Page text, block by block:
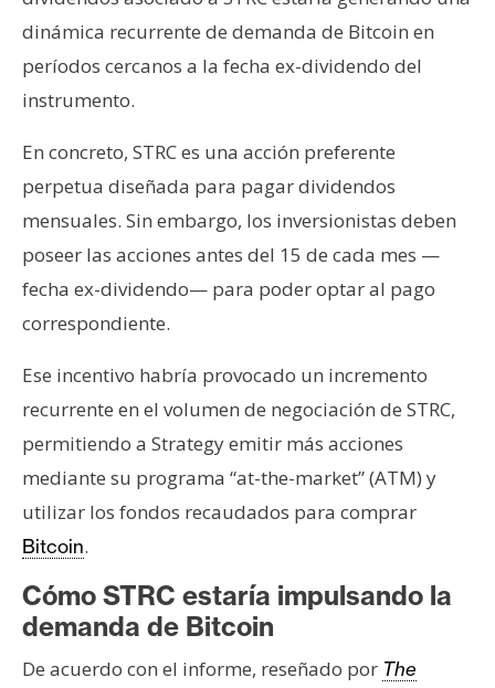
n
t
a
c
o
y
P
b
l
i
i
d
a
dinámica recurrente de demanda de Bitcoin en
períodos cercanos a la fecha ex-dividendo del
instrumento.
En concreto, STRC es una acción preferente
perpetua diseñada para pagar dividendos
mensuales. Sin embargo, los inversionistas deben
poseer las acciones antes del 15 de cada mes —
fecha ex-dividendo— para poder optar al pago
correspondiente.
Ese incentivo habría provocado un incremento
recurrente en el volumen de negociación de STRC,
permitiendo a Strategy emitir más acciones
mediante su programa “at-the-market” (ATM) y
utilizar los fondos recaudados para comprar
Bitcoin.
Cómo STRC estaría impulsando la
demanda de Bitcoin
De acuerdo con el informe, reseñado por The